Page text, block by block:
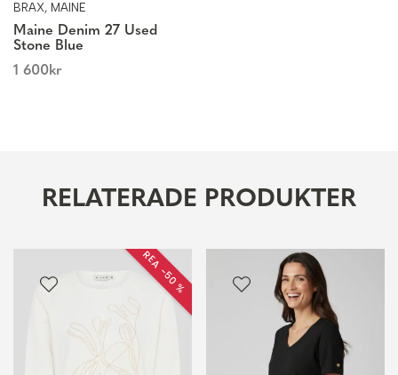
BRAX, MAINE
Maine Denim 27 Used
Stone Blue
1 600kr
RELATERADE PRODUKTER
REA −50 %